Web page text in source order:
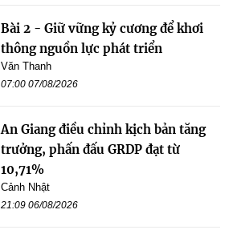
Bài 2 - Giữ vững kỷ cương để khơi
thông nguồn lực phát triển
Văn Thanh
07:00 07/08/2026
An Giang điều chỉnh kịch bản tăng
trưởng, phấn đấu GRDP đạt từ
10,71%
Cảnh Nhật
21:09 06/08/2026